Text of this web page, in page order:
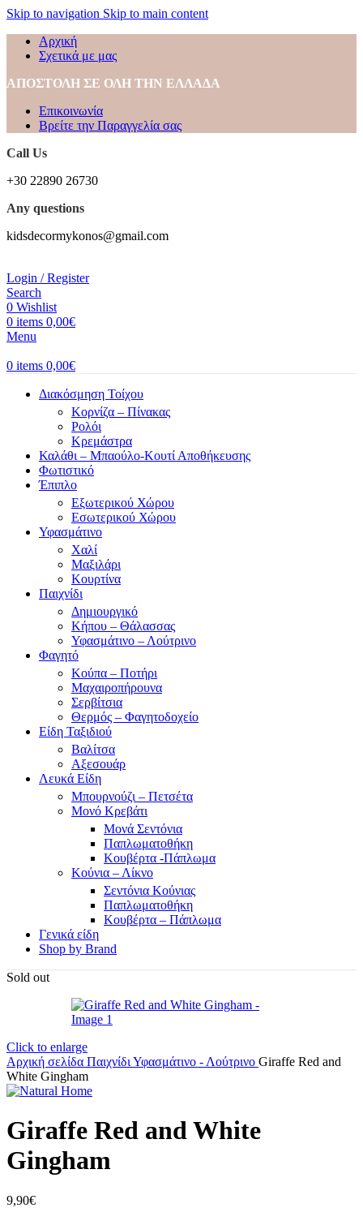
Skip to navigation Skip to main content
Αρχική
Σχετικά με μας
ΑΠΟΣΤΟΛΗ ΣΕ ΟΛΗ ΤΗΝ ΕΛΛΑΔΑ
Επικοινωνία
Βρείτε την Παραγγελία σας
Call Us
+30 22890 26730
Any questions
kidsdecormykonos@gmail.com
Login / Register
Search
0 Wishlist
0 items 0,00€
Menu
0 items 0,00€
Διακόσμηση Τοίχου
Κορνίζα – Πίνακας
Ρολόι
Κρεμάστρα
Καλάθι – Μπαούλο-Κουτί Αποθήκευσης
Φωτιστικό
Έπιπλο
Εξωτερικού Χώρου
Εσωτερικού Χώρου
Υφασμάτινο
Χαλί
Μαξιλάρι
Κουρτίνα
Παιχνίδι
Δημιουργικό
Κήπου – Θάλασσας
Υφασμάτινο – Λούτρινο
Φαγητό
Κούπα – Ποτήρι
Μαχαιροπήρουνα
Σερβίτσια
Θερμός – Φαγητοδοχείο
Είδη Ταξιδιού
Βαλίτσα
Αξεσουάρ
Λευκά Είδη
Μπουρνούζι – Πετσέτα
Μονό Κρεβάτι
Μονά Σεντόνια
Παπλωματοθήκη
Κουβέρτα -Πάπλωμα
Κούνια – Λίκνο
Σεντόνια Κούνιας
Παπλωματοθήκη
Κουβέρτα – Πάπλωμα
Γενικά είδη
Shop by Brand
Sold out
Click to enlarge
Αρχική σελίδα Παιχνίδι Υφασμάτινο - Λούτρινο Giraffe Red and
White Gingham
Giraffe Red and White
Gingham
9,90€